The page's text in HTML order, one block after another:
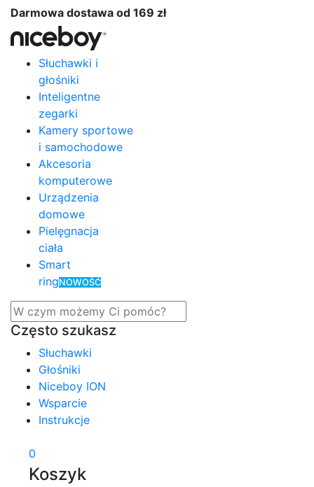
Darmowa dostawa od 169 zł
Słuchawki i
głośniki
Inteligentne
zegarki
Kamery sportowe
i samochodowe
Akcesoria
komputerowe
Urządzenia
domowe
Pielęgnacja
ciała
Smart
ringNOWOŚĆ
Często szukasz
Słuchawki
Głośniki
Niceboy ION
Wsparcie
Instrukcje
0
Koszyk